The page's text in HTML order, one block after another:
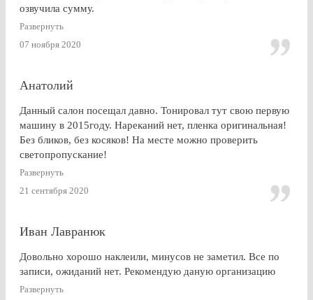
озвучила сумму.
По Работе и в целом претензии нет. Только опоздала к
завершении работ, машина ждала уже готовая меня. Жаль,
что заранее не позвонили.
Развернуть
07 ноября 2020
Анатолий
Данный салон посещал давно. Тонировал тут свою первую
машину в 2015году. Нареканий нет, пленка оригинальная!
Без бликов, без косяков! На месте можно проверить
светопропускание!
Развернуть
21 сентября 2020
Иван Лавранюк
Довольно хорошо наклеили, минусов не заметил. Все по
записи, ожиданий нет. Рекомендую даную организацию
Развернуть